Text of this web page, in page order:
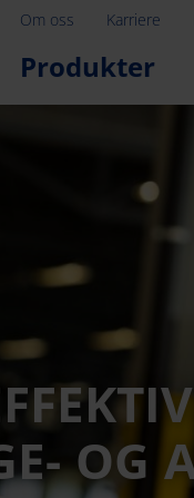
Om oss Karriere
Produkter
OG